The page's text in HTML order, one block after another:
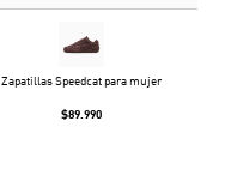
Zapatillas Speedcat para mujer
$89.990